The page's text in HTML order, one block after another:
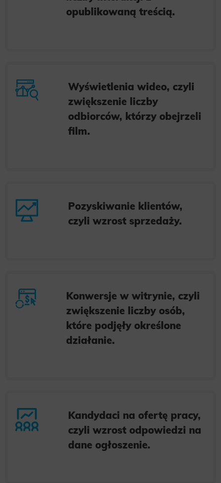
opublikowaną treścią.
Wyświetlenia wideo, czyli
zwiększenie liczby
odbiorców, którzy obejrzeli
film.
Pozyskiwanie klientów,
czyli wzrost sprzedaży.
Konwersje w witrynie, czyli
zwiększenie liczby osób,
które podjęły określone
działanie.
Kandydaci na ofertę pracy,
czyli wzrost odpowiedzi na
dane ogłoszenie.